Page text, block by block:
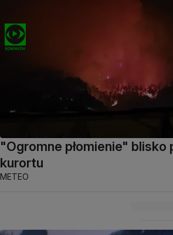
"Ogromne płomienie" blisko
kurortu
METEO